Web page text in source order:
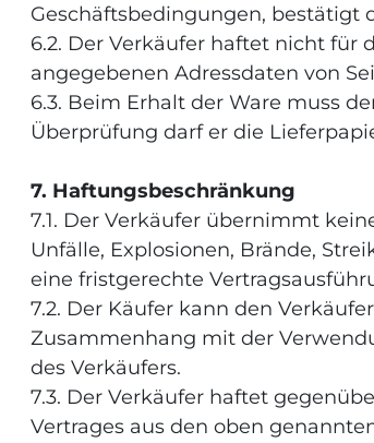
Geschäftsbedingungen, bestätigt
6.2. Der Verkäufer haftet nicht für
angegebenen Adressdaten von
6.3. Beim Erhalt der Ware muss
Überprüfung darf er die
7. Haftungsbeschränkung
7.1. Der Verkäufer übernimmt
Unfälle, Explosionen, Brände,
eine fristgerechte
7.2. Der Käufer kann den
Zusammenhang mit der
des Verkäufers.
7.3. Der Verkäufer haftet
Vertrages aus den oben